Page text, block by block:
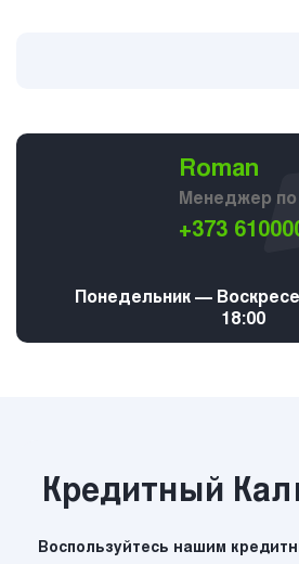
Roman
Менеджер
+373
Понедельник —
18:00
Кредитный
Воспользуйтесь нашим